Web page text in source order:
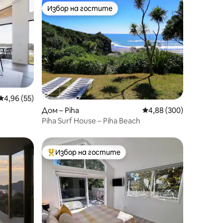
оценка: 4,96 от 5, 55 отзива
4,96 (55)
Избор на гостите
Избор на гостите
Дом – Piha Средна оценка: 4,88
4,88 (300)
Piha Surf House – Piha Beach
Най-популярен избор на гостите
Избор на гостите